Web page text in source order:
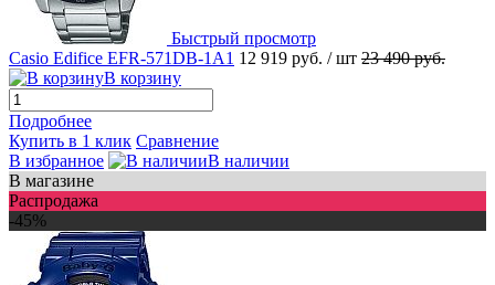
Быстрый просмотр
Casio Edifice EFR-571DB-1A1 12 919 руб. / шт 23 490 руб.
В корзину
Подробнее
Купить в 1 клик Сравнение
В избранное
В наличии
В магазине
Распродажа
-45%